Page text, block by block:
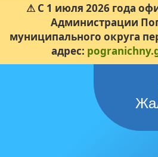
⚠ С 1 июля 2026 года
Администрации
муниципального округа
адрес: